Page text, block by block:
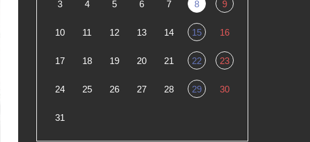
3 4 5 6 7 8 9
10 11 12 13 14 15 16
17 18 19 20 21 22 23
24 25 26 27 28 29 30
31